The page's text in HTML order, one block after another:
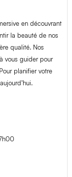
en découvrant
la beauté de nos
qualité. Nos
vous guider pour
planifier votre